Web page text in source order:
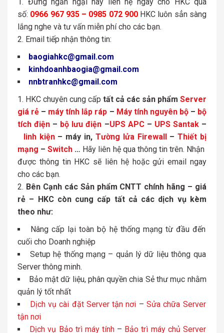
số: 0966 967 935 – 0985 072 900HKC luôn sẳn sàng
lắng nghe và tư vấn miễn phí cho các bạn.
Email tiếp nhận thông tin:
baogiahkc@gmail.com
kinhdoanhbaogia@gmail.com
nnbtranhkc@gmail.com
HKC chuyên cung cấp tất cả các sản phẩm Server
giá rẻ – máy tính lắp ráp – Máy tính nguyên bộ– bộ
tích điện – bộ lưu điện –UPS APC– UPS Santak–
linh kiện– máy in, Tường lửa Firewall–Thiết bị
mạng –Switch … Hãy liên hệ qua thông tin trên. Nhận
được thông tin HKC sẽ liên hệ hoặc gửi email ngay
cho các bạn.
Bên Cạnh các Sản phẩm CNTT chính hãng – giá
rẻ – HKC còn cung cấp tất cả các dịch vụ kèm
theo như:
Nâng cấp lại toàn bộ hệ thống mạng từ đầu đến
cuối cho Doanh nghiệp
Setup hệ thống mạng – quản lý dữ liệu thông qua
Server thông minh.
Bảo mật dữ liệu, phân quyền chia Sẻ thư mục nhằm
quản lý tốt nhất
Dịch vụ cài đặt Server tận nơi –Sửa chữa Server
tận nơi
Dịch vụ Bảo trì máy tính – Bảo trì máy chủ Server